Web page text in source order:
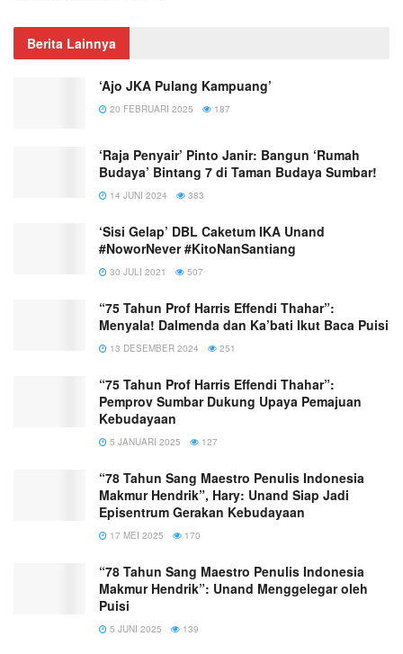
Berita Lainnya
‘Ajo JKA Pulang Kampuang’
20 FEBRUARI 2025 187
‘Raja Penyair’ Pinto Janir: Bangun ‘Rumah
Budaya’ Bintang 7 di Taman Budaya Sumbar!
14 JUNI 2024 383
‘Sisi Gelap’ DBL Caketum IKA Unand
#NoworNever #KitoNanSantiang
30 JULI 2021 507
“75 Tahun Prof Harris Effendi Thahar”:
Menyala! Dalmenda dan Ka’bati Ikut Baca Puisi
13 DESEMBER 2024 251
“75 Tahun Prof Harris Effendi Thahar”:
Pemprov Sumbar Dukung Upaya Pemajuan
Kebudayaan
5 JANUARI 2025 127
“78 Tahun Sang Maestro Penulis Indonesia
Makmur Hendrik”, Hary: Unand Siap Jadi
Episentrum Gerakan Kebudayaan
17 MEI 2025 170
“78 Tahun Sang Maestro Penulis Indonesia
Makmur Hendrik”: Unand Menggelegar oleh
Puisi
5 JUNI 2025 139